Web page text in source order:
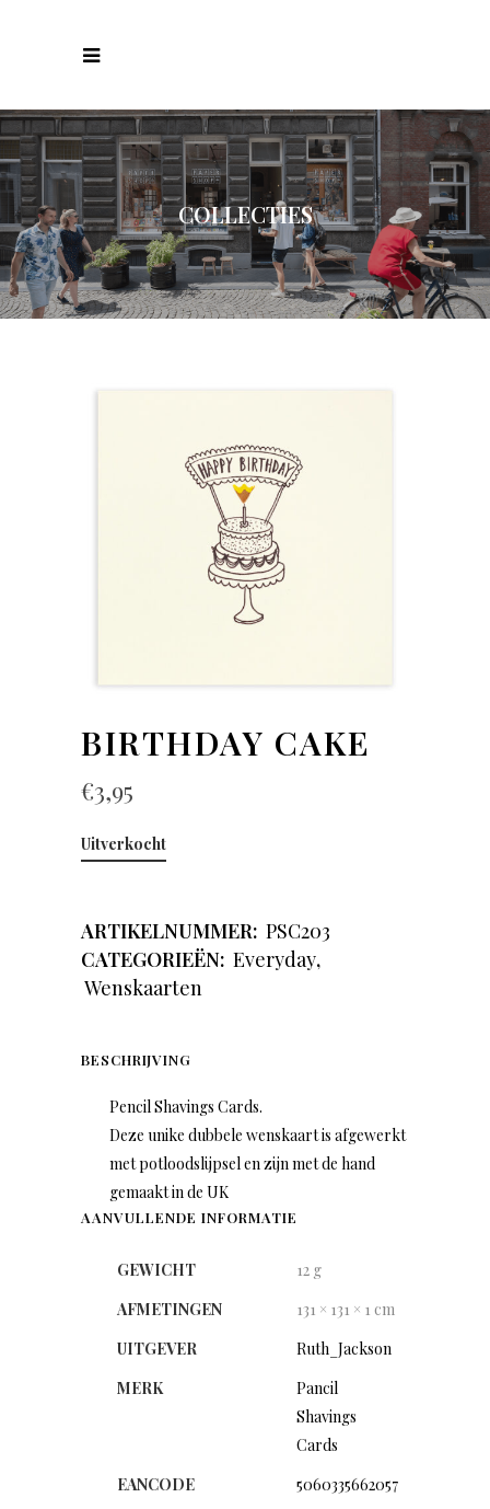
COLLECTIES
BIRTHDAY CAKE
€3,95
Uitverkocht
ARTIKELNUMMER: PSC203
CATEGORIEËN: Everyday,
Wenskaarten
BESCHRIJVING
Pencil Shavings Cards.
Deze unike dubbele wenskaart is afgewerkt
met potloodslijpsel en zijn met de hand
gemaakt in de UK
AANVULLENDE INFORMATIE
GEWICHT
12 g
AFMETINGEN
131 × 131 × 1 cm
UITGEVER
Ruth_Jackson
MERK
Pancil
Shavings
Cards
EANCODE
5060335662057